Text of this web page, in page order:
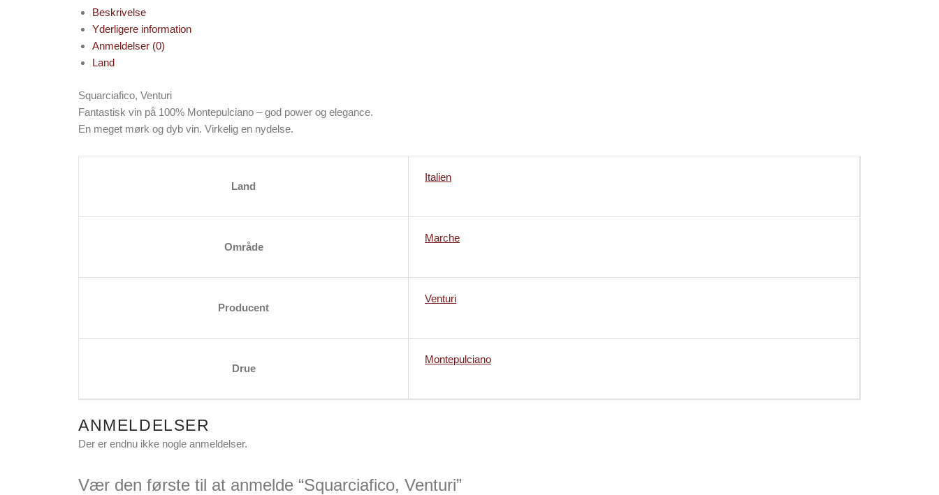
Beskrivelse
Yderligere information
Anmeldelser (0)
Land
Squarciafico, Venturi
Fantastisk vin på 100% Montepulciano – god power og elegance.
En meget mørk og dyb vin. Virkelig en nydelse.
Land
Italien
Område
Marche
Producent
Venturi
Drue
Montepulciano
ANMELDELSER
Der er endnu ikke nogle anmeldelser.
Vær den første til at anmelde “Squarciafico, Venturi”